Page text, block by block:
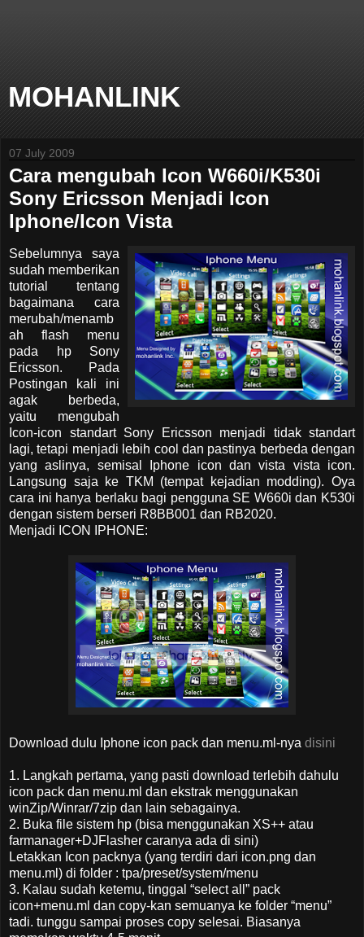
MOHANLINK
07 July 2009
Cara mengubah Icon W660i/K530i
Sony Ericsson Menjadi Icon
Iphone/Icon Vista
Sebelumnya saya
sudah memberikan
tutorial tentang
bagaimana cara
merubah/menamb
ah flash menu
pada hp Sony
Ericsson. Pada
Postingan kali ini
agak berbeda,
yaitu mengubah
Icon-icon standart Sony Ericsson menjadi tidak standart
lagi, tetapi menjadi lebih cool dan pastinya berbeda dengan
yang aslinya, semisal Iphone icon dan vista vista icon.
Langsung saja ke TKM (tempat kejadian modding). Oya
cara ini hanya berlaku bagi pengguna SE W660i dan K530i
dengan sistem berseri R8BB001 dan RB2020.
Menjadi ICON IPHONE:
Download dulu Iphone icon pack dan menu.ml-nya disini
1. Langkah pertama, yang pasti download terlebih dahulu
icon pack dan menu.ml dan ekstrak menggunakan
winZip/Winrar/7zip dan lain sebagainya.
2. Buka file sistem hp (bisa menggunakan XS++ atau
farmanager+DJFlasher caranya ada di sini)
Letakkan Icon packnya (yang terdiri dari icon.png dan
menu.ml) di folder : tpa/preset/system/menu
3. Kalau sudah ketemu, tinggal “select all” pack
icon+menu.ml dan copy-kan semuanya ke folder “menu”
tadi. tunggu sampai proses copy selesai. Biasanya